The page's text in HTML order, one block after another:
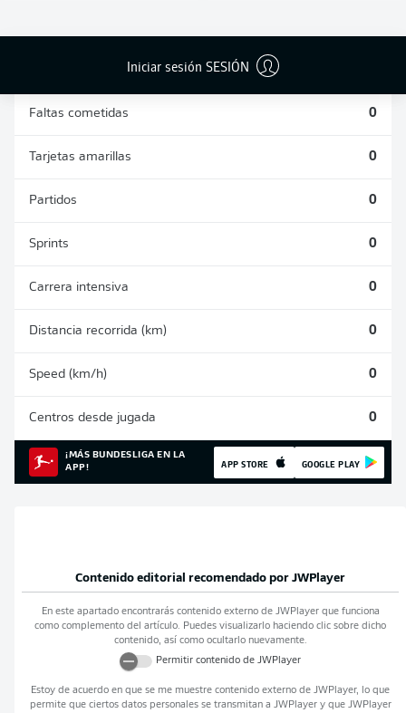
Iniciar sesión SESIÓN
Faltas cometidas 0
Tarjetas amarillas 0
Partidos 0
Sprints 0
Carrera intensiva 0
Distancia recorrida (km) 0
Speed (km/h) 0
Centros desde jugada 0
¡MÁS BUNDESLIGA EN LA
APP!
APP STORE GOOGLE PLAY
Contenido editorial recomendado por JWPlayer
En este apartado encontrarás contenido externo de JWPlayerque funciona
como complemento del artículo. Puedes visualizarlo haciendo clic sobre dicho
contenido, así como ocultarlo nuevamente.
Permitir contenido de JWPlayer
Estoy de acuerdo en que se me muestre contenido externo de JWPlayer, lo que
permite que ciertos datos personales se transmitan a JWPlayery que JWPlayer